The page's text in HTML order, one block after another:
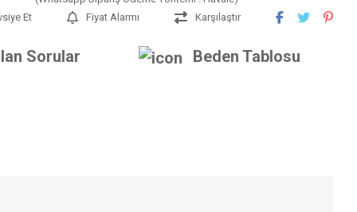
Et
Fiyat Alarmı Karşılaştır
Sorular Beden Tablosu